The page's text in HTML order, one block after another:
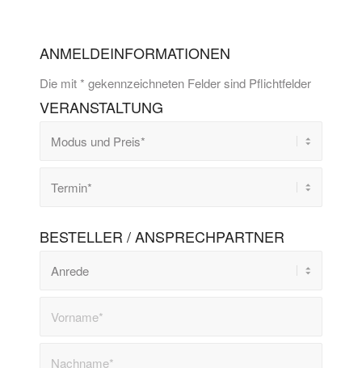
ANMELDEINFORMATIONEN
Die mit * gekennzeichneten Felder sind Pflichtfelder
VERANSTALTUNG
BESTELLER / ANSPRECHPARTNER